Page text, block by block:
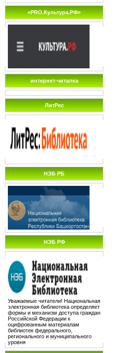
«PRO.Культура.РФ»
интернет-читалка
ЛитРес
НЭБ РБ
НЭБ РФ
Уважаемые читатели! Национальная
электронная библиотека определяет
формы и механизм доступа граждан
Российской Федерации к
оцифрованным материалам
библиотек федерального,
регионального и муниципального
уровня